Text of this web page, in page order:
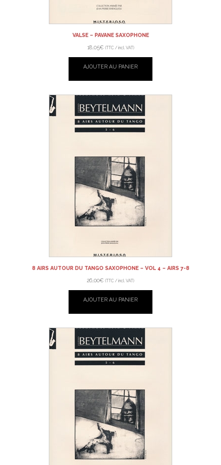
VALSE – PAVANE SAXOPHONE
18,05€ (TTC / incl. VAT)
AJOUTER AU PANIER
8 AIRS AUTOUR DU TANGO SAXOPHONE – VOL 4 – AIRS 7-8
26,00€ (TTC / incl. VAT)
AJOUTER AU PANIER